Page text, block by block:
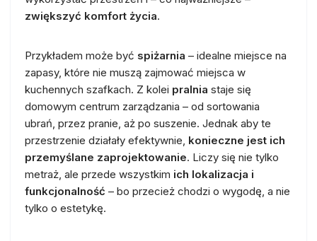
zwiększyć komfort życia.
Przykładem może być spiżarnia – idealne miejsce na
zapasy, które nie muszą zajmować miejsca w
kuchennych szafkach. Z kolei pralnia staje się
domowym centrum zarządzania – od sortowania
ubrań, przez pranie, aż po suszenie. Jednak aby te
przestrzenie działały efektywnie, konieczne jest ich
przemyślane zaprojektowanie. Liczy się nie tylko
metraż, ale przede wszystkim ich lokalizacja i
funkcjonalność – bo przecież chodzi o wygodę, a nie
tylko o estetykę.